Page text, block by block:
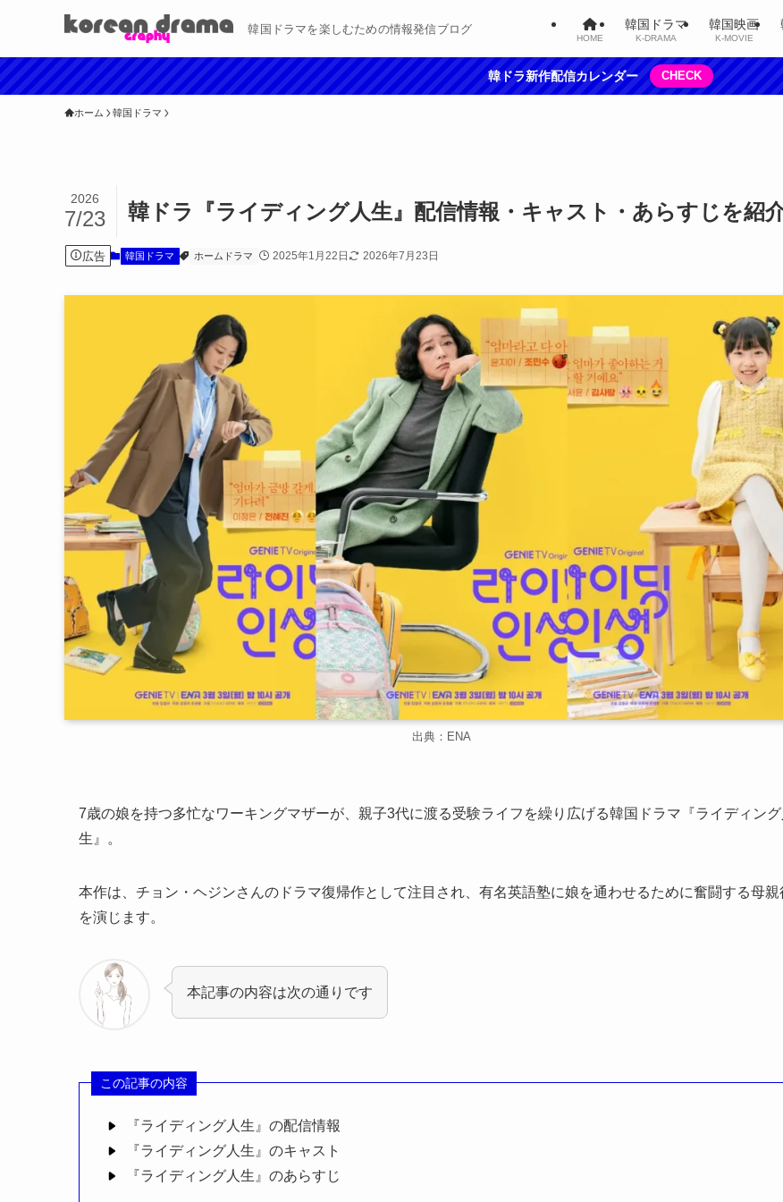
韓国ドラマを楽しむための情報発信ブログ
HOME
韓国ドラマ
K-DRAMA
韓国映画
K-MOVIE
韓ドラ新作配信カレンダー CHECK
ホーム 韓国ドラマ
韓ドラ『ライディング人生』配信情報・キャスト・あらすじを紹介
2026
7/23
広告 韓国ドラマ ホームドラマ 2025年1月22日 2026年7月23日
出典：ENA
7歳の娘を持つ多忙なワーキングマザーが、親子3代に渡る受験ライフを繰り広げる韓国ドラマ『ライディング
生』。
本作は、チョン・ヘジンさんのドラマ復帰作として注目され、有名英語塾に娘を通わせるために奮闘する母親
を演じます。
本記事の内容は次の通りです
この記事の内容
『ライディング人生』の配信情報
『ライディング人生』のキャスト
『ライディング人生』のあらすじ